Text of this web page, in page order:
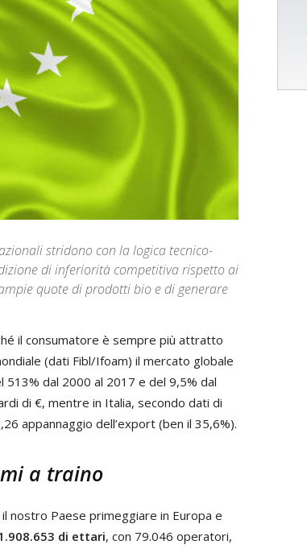
stridono con la logica tecnico-
di inferiorità competitiva rispetto ai
quote di prodotti bio e di generare
il consumatore è sempre più attratto
(dati Fibl/Ifoam) il mercato globale
dal 2000 al 2017 e del 9,5% dal
di €, mentre in Italia, secondo dati di
appannaggio dell’export (ben il 35,6%).
a traino
nostro Paese primeggiare in Europa e
di ettari, con 79.046 operatori,